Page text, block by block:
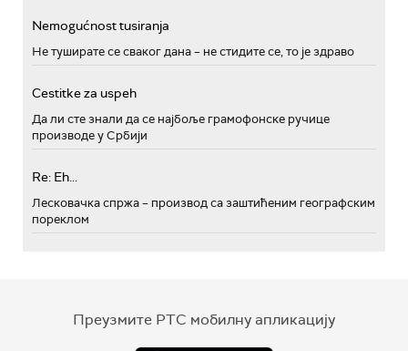
Nemogućnost tusiranja
Не туширате се сваког дана – не стидите се, то је здраво
Cestitke za uspeh
Да ли сте знали да се најбоље грамофонске ручице
производе у Србији
Re: Eh...
Лесковачка спржа – производ са заштићеним географским
пореклом
Преузмите РТС мобилну апликацију